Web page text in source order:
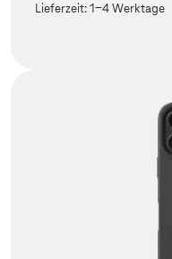
Lieferzeit:1-4 Werktage